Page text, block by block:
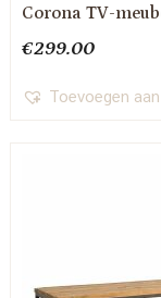
Corona TV-
€299.00
Toevoegen